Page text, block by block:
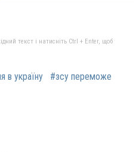
текст і натисніть Ctrl + Enter, щоб
в україну
#зсу переможе